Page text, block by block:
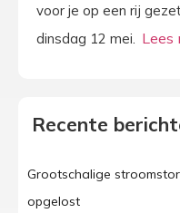
voor je op een rij
dinsdag 12 mei.
Recente
Grootschalige
opgelost